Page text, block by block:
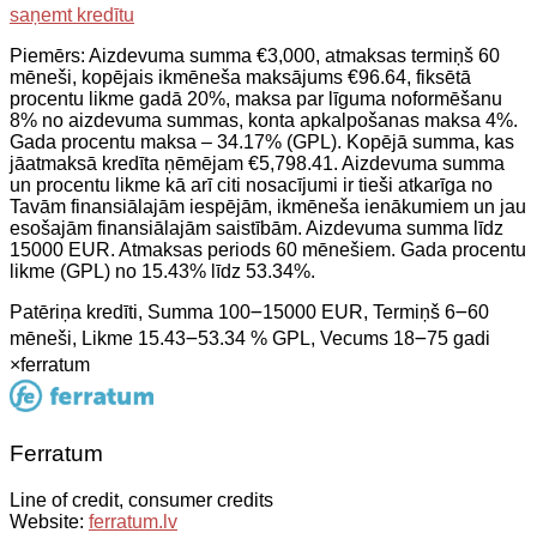
saņemt kredītu
Piemērs: Aizdevuma summa €3,000, atmaksas termiņš 60
mēneši, kopējais ikmēneša maksājums €96.64, fiksētā
procentu likme gadā 20%, maksa par līguma noformēšanu
8% no aizdevuma summas, konta apkalpošanas maksa 4%.
Gada procentu maksa – 34.17% (GPL). Kopējā summa, kas
jāatmaksā kredīta ņēmējam €5,798.41. Aizdevuma summa
un procentu likme kā arī citi nosacījumi ir tieši atkarīga no
Tavām finansiālajām iespējām, ikmēneša ienākumiem un jau
esošajām finansiālajām saistībām. Aizdevuma summa līdz
15000 EUR. Atmaksas periods 60 mēnešiem. Gada procentu
likme (GPL) no 15.43% līdz 53.34%.
Patēriņa kredīti, Summa 100౼15000 EUR, Termiņš 6౼60
mēneši, Likme 15.43౼53.34 % GPL, Vecums 18౼75 gadi
×ferratum
Ferratum
Line of credit, consumer credits
Website: ferratum.lv